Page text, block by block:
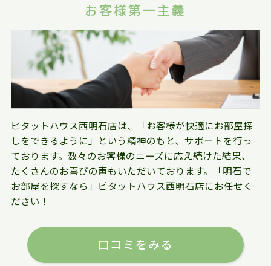
お客様第一主義
ピタットハウス西明石店は、「お客様が快適にお部屋探
しをできるように」という精神のもと、サポートを行っ
ております。数々のお客様のニーズに応え続けた結果、
たくさんのお喜びの声もいただいております。「明石で
お部屋を探すなら」ピタットハウス西明石店にお任せく
ださい！
口コミをみる